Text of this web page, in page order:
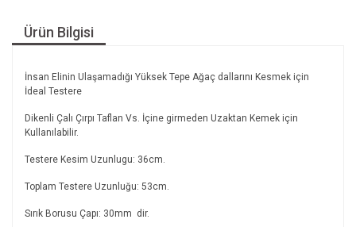
Ürün Bilgisi
İnsan Elinin Ulaşamadığı Yüksek Tepe Ağaç dallarını Kesmek için
İdeal Testere
Dikenli Çalı Çırpı Taflan Vs. İçine girmeden Uzaktan Kemek için
Kullanılabilir.
Testere Kesim Uzunlugu: 36cm.
Toplam Testere Uzunluğu: 53cm.
Sırık Borusu Çapı: 30mm dir.